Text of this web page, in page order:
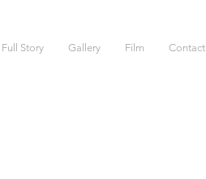
Full Story Gallery Film Contact